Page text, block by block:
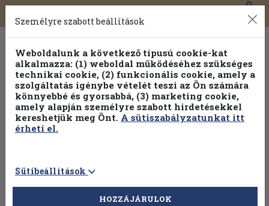
Toggle
navigation
0
Személyre szabott beállítások
Weboldalunk a következő típusú cookie-kat
alkalmazza: (1) weboldal működéséhez szükséges
technikai cookie, (2) funkcionális cookie, amely a
szolgáltatás igénybe vételét teszi az Ön számára
könnyebbé és gyorsabbá, (3) marketing cookie,
amely alapján személyre szabott hirdetésekkel
kereshetjük meg Önt. A sütiszabályzatunkat itt
érheti el.
Sütibeállítások
HOZZÁJÁRULOK